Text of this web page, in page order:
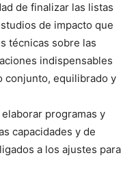
de finalizar las listas
de impacto que
técnicas sobre las
indispensables
conjunto, equilibrado y
programas y
capacidades y de
a los ajustes para